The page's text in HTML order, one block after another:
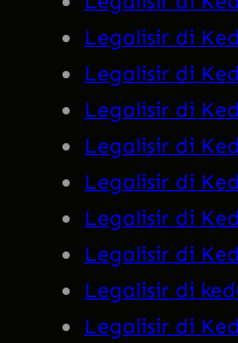
Legalisir di
Legalisir di
Legalisir di
Legalisir di
Legalisir di
Legalisir di
Legalisir di
Legalisir di
Legalisir di